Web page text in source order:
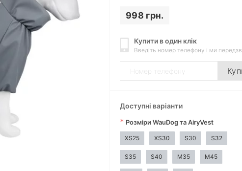
Дивитись відео
998 грн.
Купити в один клік
Введіть номер телефону і ми
Доступні варіанти
* Розміри WauDog та AiryVest
XS25 XS30 S30 S32
S35 S40 M35 M45